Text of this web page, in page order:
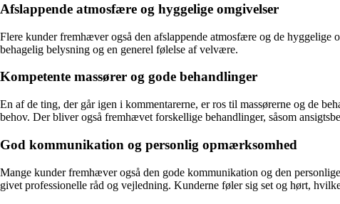
Afslappende atmosfære og hyggelige omgivelser
Flere kunder fremhæver også den afslappende atmosfære og de
behagelig belysning og en generel følelse af velvære.
Kompetente massører og gode behandlinger
En af de ting, der går igen i kommentarerne, er ros til massørerne og de
behov. Der bliver også fremhævet forskellige behandlinger, såsom
God kommunikation og personlig opmærksomhed
Mange kunder fremhæver også den gode kommunikation og den
givet professionelle råd og vejledning. Kunderne føler sig set og hørt,